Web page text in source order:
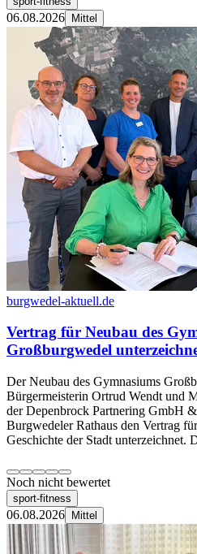
06.08.2026 Mittel
burgwedel-aktuell.de
Vertrag für Neubau des
Großburgwedel
Der Neubau des Gymnasiums
Bürgermeisterin Ortrud Wendt und
der Depenbrock Partnering GmbH
Burgwedeler Rathaus den Vertrag
Geschichte der Stadt unterzeichnet.
Noch nicht bewertet
sport-fitness
06.08.2026 Mittel